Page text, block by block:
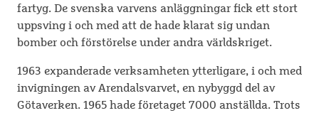
fartyg. De svenska varvens anläggningar fick ett stort
uppsving i och med att de hade klarat sig undan
bomber och förstörelse under andra världskriget.
1963 expanderade verksamheten ytterligare, i och med
invigningen av Arendalsvarvet, en nybyggd del av
Götaverken. 1965 hade företaget 7000 anställda. Trots